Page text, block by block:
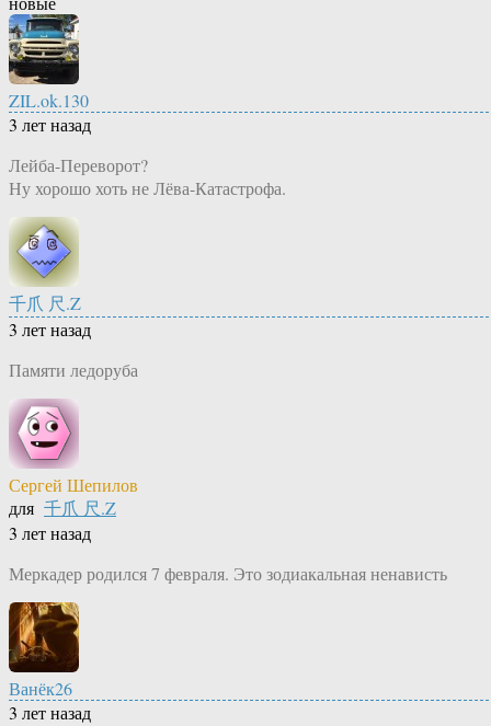
ZIL.ok.130
3 лет назад
Лейба-Переворот?
Ну хорошо хоть не Лёва-Катастрофа.
千爪 尺.Z
3 лет назад
Памяти ледоруба
Сергей Шепилов
для 千爪 尺.Z
3 лет назад
Меркадер родился 7 февраля. Это зодиакальная ненависть
Ванёк26
3 лет назад